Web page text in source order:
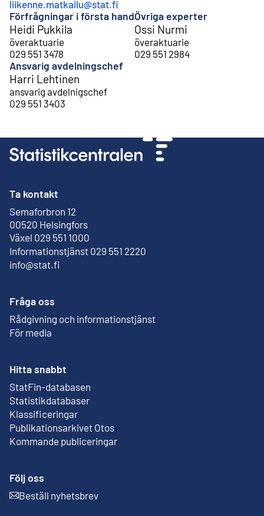
liikenne.matkailu@stat.fi
Förfrågningar i första hand
Heidi Pukkila
överaktuarie
029 551 3478
Övriga experter
Ossi Nurmi
överaktuarie
029 551 2984
Ansvarig avdelningschef
Harri Lehtinen
ansvarig avdelnigschef
029 551 3403
Ta kontakt
Semaforbron 12
00520 Helsingfors
Extern länk
Växel 029 551 1000
Informationstjänst 029 551 2220
info@stat.fi
Fråga oss
Rådgivning och informationstjänst
För media
Hitta snabbt
StatFin-databasen
Extern länk
Statistikdatabaser
Klassificeringar
Publikationsarkivet Otos
Extern länk
Kommande publiceringar
Följ oss
Beställ nyhetsbrev
Extern länk